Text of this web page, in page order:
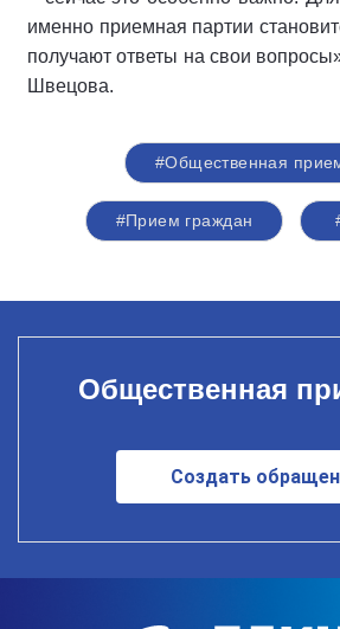
именно приемная партии
получают ответы на свои
Швецова.
#Общественная
#Прием граждан
Общественная
Создать